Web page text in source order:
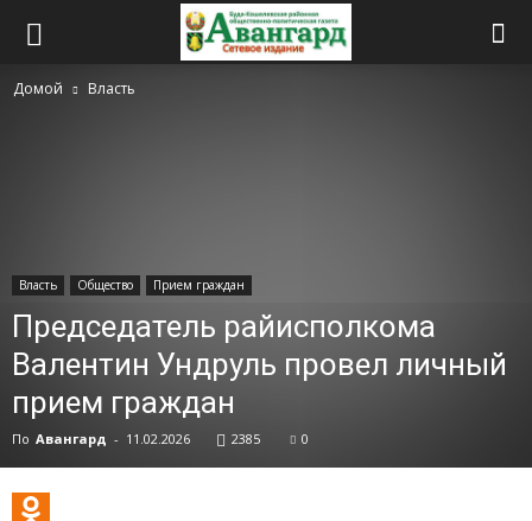
Домой Власть
Власть Общество Прием граждан
Председатель райисполкома
Валентин Ундруль провел личный
прием граждан
По Авангард - 11.02.2026 2385 0